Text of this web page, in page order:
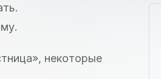
некоторые